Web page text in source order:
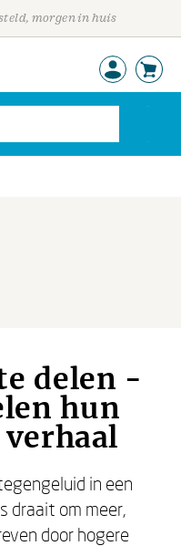
morgen in huis
delen -
hun
in een
draait om meer,
door hogere